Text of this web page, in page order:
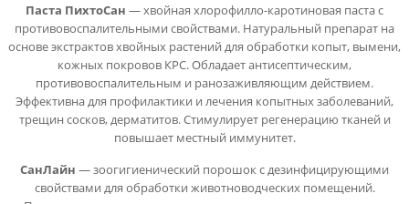
Паста ПихтоСан — хвойная хлорофилло-каротиновая паста с
противовоспалительными свойствами. Натуральный препарат на
основе экстрактов хвойных растений для обработки копыт, вымени,
кожных покровов КРС. Обладает антисептическим,
противовоспалительным и ранозаживляющим действием.
Эффективна для профилактики и лечения копытных заболеваний,
трещин сосков, дерматитов. Стимулирует регенерацию тканей и
повышает местный иммунитет.
СанЛайн — зоогигиенический порошок с дезинфицирующими
свойствами для обработки животноводческих помещений.